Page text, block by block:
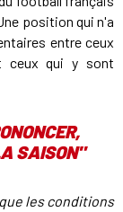
position qui n'a
entre ceux
ceux qui y sont
SAISON"
les conditions